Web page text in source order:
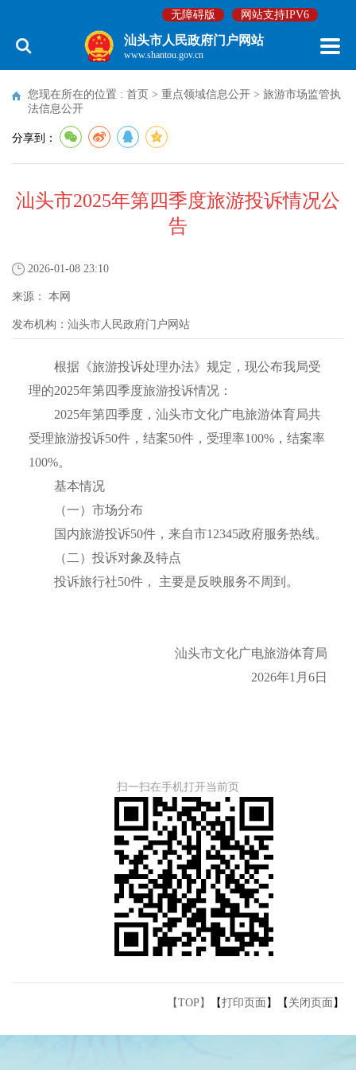
无障碍版 网站支持IPV6
汕头市人民政府门户网站
www.shantou.gov.cn
您现在所在的位置 : 首页 > 重点领域信息公开 > 旅游市场监管执
法信息公开
分享到：
汕头市2025年第四季度旅游投诉情况公
告
2026-01-08 23:10
来源： 本网
发布机构： 汕头市人民政府门户网站
根据《旅游投诉处理办法》规定，现公布我局受
理的2025年第四季度旅游投诉情况：
2025年第四季度，汕头市文化广电旅游体育局共
受理旅游投诉50件，结案50件，受理率100%，结案率
100%。
基本情况
（一）市场分布
国内旅游投诉50件，来自市12345政府服务热线。
（二）投诉对象及特点
投诉旅行社50件， 主要是反映服务不周到。
汕头市文化广电旅游体育局
2026年1月6日
扫一扫在手机打开当前页
【TOP】 【打印页面 】【 关闭页面 】